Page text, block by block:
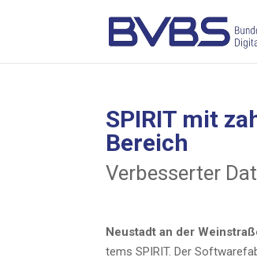
SPIRIT mit
Bereich
Ver­bes­ser­ter
Neu­stadt an der
tems SPIRIT. Der